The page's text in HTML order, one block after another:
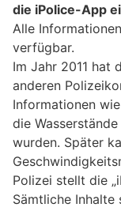
die iPolice-App
Alle
verfügbar.
Im Jahr 2011 hat
anderen
Informationen
die
wurden. Später
Polizei stellt die
Sämtliche Inhalte